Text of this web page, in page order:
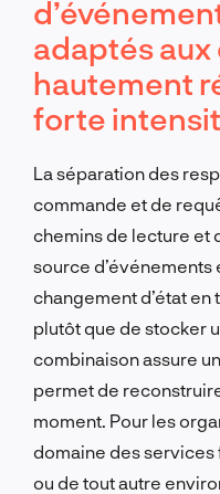
adaptés
hautement
forte
La séparation des
commande et de
chemins de lecture et
source
changement d’état en
plutôt que de stocker
combinaison assure
permet de
moment. Pour les
domaine des
ou de tout autre